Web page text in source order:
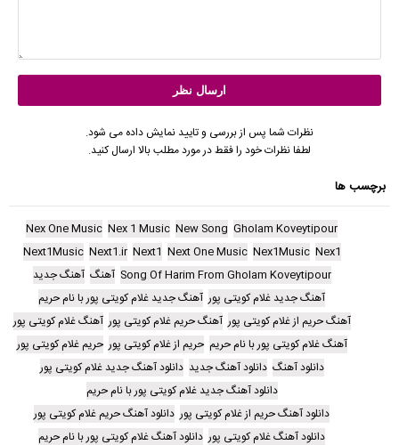
نظرات شما پس از بررسی و تایید نمایش داده می شود.
لطفا نظرات خود را فقط در مورد مطلب بالا ارسال کنید.
برچسب ها
Gholam Koveytipour
New Song
Nex 1 Music
Nex One Music
Nex1
Nex1Music
Next One Music
Next1
Next1.ir
Next1Music
Song Of Harim From Gholam Koveytipour آهنگ آهنگ جدید
آهنگ جدید غلام کویتی پور آهنگ جدید غلام کویتی پور با نام حریم
آهنگ حریم از غلام کویتی پور آهنگ حریم غلام کویتی پور آهنگ غلام کویتی پور
آهنگ غلام کویتی پور با نام حریم حریم از غلام کویتی پور حریم غلام کویتی پور
دانلود آهنگ دانلود آهنگ جدید دانلود آهنگ جدید غلام کویتی پور
دانلود آهنگ جدید غلام کویتی پور با نام حریم
دانلود آهنگ حریم از غلام کویتی پور دانلود آهنگ حریم غلام کویتی پور
دانلود آهنگ غلام کویتی پور دانلود آهنگ غلام کویتی پور با نام حریم